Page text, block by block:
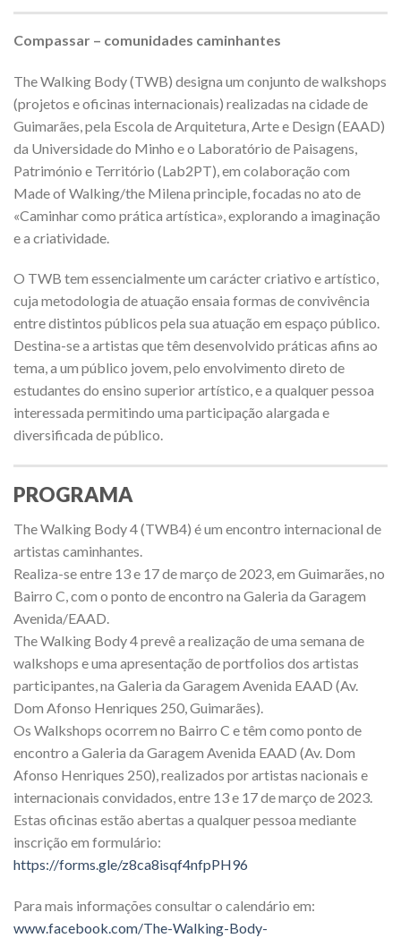
Compassar – comunidades caminhantes
The Walking Body (TWB) designa um conjunto de walkshops
(projetos e oficinas internacionais) realizadas na cidade de
Guimarães, pela Escola de Arquitetura, Arte e Design (EAAD)
da Universidade do Minho e o Laboratório de Paisagens,
Património e Território (Lab2PT), em colaboração com
Made of Walking/the Milena principle, focadas no ato de
«Caminhar como prática artística», explorando a imaginação
e a criatividade.
O TWB tem essencialmente um carácter criativo e artístico,
cuja metodologia de atuação ensaia formas de convivência
entre distintos públicos pela sua atuação em espaço público.
Destina-se a artistas que têm desenvolvido práticas afins ao
tema, a um público jovem, pelo envolvimento direto de
estudantes do ensino superior artístico, e a qualquer pessoa
interessada permitindo uma participação alargada e
diversificada de público.
PROGRAMA
The Walking Body 4 (TWB4) é um encontro internacional de
artistas caminhantes.
Realiza-se entre 13 e 17 de março de 2023, em Guimarães, no
Bairro C, com o ponto de encontro na Galeria da Garagem
Avenida/EAAD.
The Walking Body 4 prevê a realização de uma semana de
walkshops e uma apresentação de portfolios dos artistas
participantes, na Galeria da Garagem Avenida EAAD (Av.
Dom Afonso Henriques 250, Guimarães).
Os Walkshops ocorrem no Bairro C e têm como ponto de
encontro a Galeria da Garagem Avenida EAAD (Av. Dom
Afonso Henriques 250), realizados por artistas nacionais e
internacionais convidados, entre 13 e 17 de março de 2023.
Estas oficinas estão abertas a qualquer pessoa mediante
inscrição em formulário:
https://forms.gle/z8ca8isqf4nfpPH96
Para mais informações consultar o calendário em:
www.facebook.com/The-Walking-Body-